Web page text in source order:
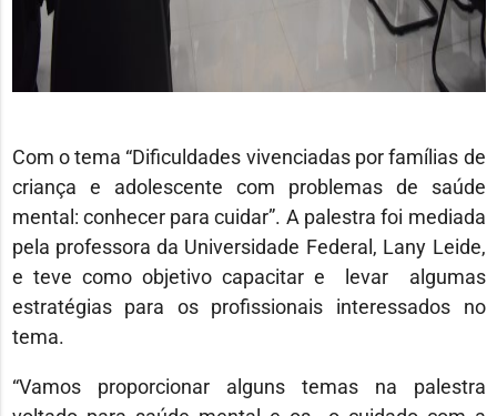
Com o tema “Dificuldades vivenciadas por famílias de
criança e adolescente com problemas de saúde
mental: conhecer para cuidar”. A palestra foi mediada
pela professora da Universidade Federal, Lany Leide,
e teve como objetivo capacitar e levar algumas
estratégias para os profissionais interessados no
tema.
“Vamos proporcionar alguns temas na palestra